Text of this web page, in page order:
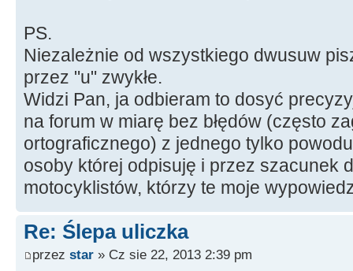
PS.
Niezależnie od wszystkiego dwusuw
przez "u" zwykłe.
Widzi Pan, ja odbieram to dosyć
na forum w miarę bez błędów (często
ortograficznego) z jednego tylko
osoby której odpisuję i przez szacunek
motocyklistów, którzy te moje
Re: Ślepa uliczka
przez star » Cz sie 22, 2013 2:39 pm